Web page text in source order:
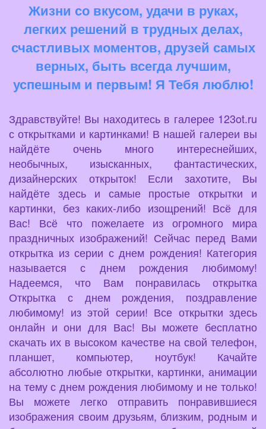
Жизни со вкусом, удачи в руках,
легких решений в трудных делах,
счастливых моментов, друзей самых
верных, быть всегда лучшим,
успешным и первым! Я Тебя люблю!
Здравствуйте! Вы находитесь в галерее 123ot.ru
с открытками и картинками! В нашей галереи вы
найдёте очень много интереснейших,
необычных, изысканных, фантастических,
дизайнерских открыток! Если захотите, Вы
найдёте здесь и самые простые открытки и
картинки, без каких-либо изощрений! Всё для
Вас! Всё что пожелаете из огромного мира
праздничных изображений! Сейчас перед Вами
открытка из серии с днем рождения! Категория
называется с днем рождения любимому!
Надеемся, что Вам понравилась открытка
Открытка с днем рождения, поздравление
любимому! из этой серии! Все открытки здесь
онлайн и они для Вас! Вы можете бесплатно
скачать их в высоком качестве на свой телефон,
планшет, компьютер, ноутбук! Качайте
абсолютно любые открытки, картинки, анимации
на тему с днем рождения любимому и не только!
Вы можете легко отправить понравившиеся
изображения своим друзьям, близким, родным и